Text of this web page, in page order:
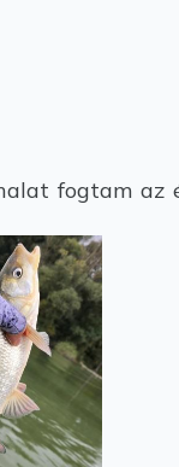
fogtam az